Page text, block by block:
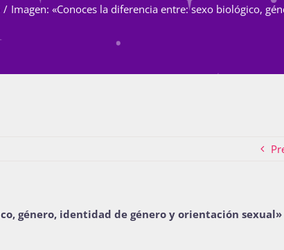
Imagen: «Conoces la diferencia entre: sexo biológico,
género, identidad de género y orientación sexual»